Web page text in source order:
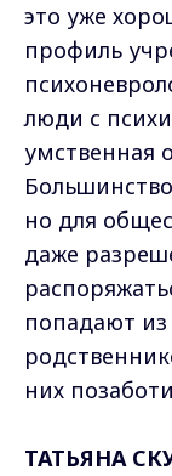
это уже
профиль
люди с
умственная
но для
даже
попадают
них
ТАТЬЯНА